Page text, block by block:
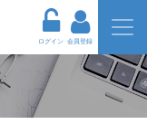
ログイン 会員登録